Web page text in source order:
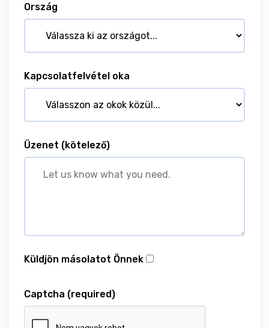
Ország
Kapcsolatfelvétel oka
Üzenet (kötelező)
Küldjön másolatot Önnek
Captcha (required)